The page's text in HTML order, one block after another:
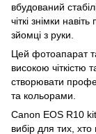
вбудований
чіткі знімки
зйомці з руки.
Цей фотоапарат
високою
створювати
та кольорами.
Canon EOS R10
вибір для тих,